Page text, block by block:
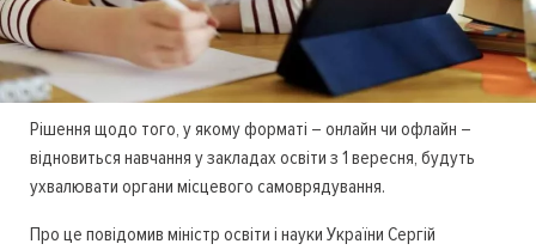
Рішення щодо того, у якому форматі – онлайн чи офлайн –
відновиться навчання у закладах освіти з 1 вересня, будуть
ухвалювати органи місцевого самоврядування.
Про це повідомив міністр освіти і науки України Сергій